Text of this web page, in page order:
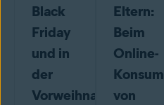
Black
Friday
und in
der
Vorweihnachtszeit
Eltern:
Beim
Online-
Konsum
von